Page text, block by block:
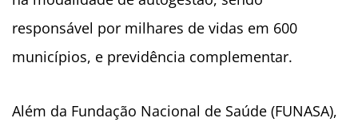
responsável por milhares de vidas em 600
municípios, e previdência complementar.
Além da Fundação Nacional de Saúde (FUNASA),